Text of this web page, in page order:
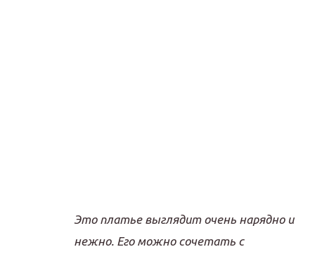
Это платье выглядит очень нарядно и
нежно. Его можно сочетать с